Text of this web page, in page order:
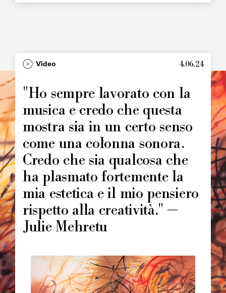
TypeVideo 4.06.24
"Ho sempre lavorato con la
musica e credo che questa
mostra sia in un certo senso
come una colonna sonora.
Credo che sia qualcosa che
ha plasmato fortemente la
mia estetica e il mio pensiero
rispetto alla creatività." —
Julie Mehretu
principale